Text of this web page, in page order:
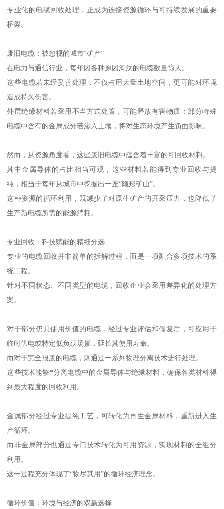
专业化的电缆回收处理，正成为连接资源循环与可持续发展的重要
桥梁。
废旧电缆：被忽视的城市“矿产”
在电力与通信行业，每年因各种原因淘汰的电缆数量惊人。
这些电缆若未经妥善处理，不仅占用大量土地空间，更可能对环境
造成持久伤害。
外层绝缘材料若采用不当方式处置，可能释放有害物质；部分特殊
电缆中含有的金属成分若渗入土壤，将对生态环境产生负面影响。
然而，从资源角度看，这些废旧电缆中蕴含着丰富的可回收材料。
其中金属导体的占比相当可观，这些材料若能得到专业回收与提
纯，相当于每年从城市中挖掘出一座“隐形矿山”。
这种资源的循环利用，既减少了对原生矿产的开采压力，也降低了
生产新电缆所需的能源消耗。
专业回收：科技赋能的精细分选
专业的电缆回收并非简单的拆解过程，而是一项融合多项技术的系
统工程。
针对不同状态、不同类型的电缆，回收企业会采用差异化的处理方
案。
对于部分仍具使用价值的电缆，经过专业评估和修复后，可应用于
临时供电或特定低负载场景，延长其使用寿命。
而对于完全报废的电缆，则通过一系列物理分离技术进行处理。
这些技术能够*分离电缆中的金属导体与绝缘材料，确保各类材料得
到最大程度的回收利用。
金属部分经过专业提纯工艺，可转化为再生金属材料，重新进入生
产循环。
而非金属部分也通过专门技术转化为可用资源，实现材料的全组分
利用。
这一过程充分体现了“物尽其用”的循环经济理念。
循环价值：环境与经济的双赢选择